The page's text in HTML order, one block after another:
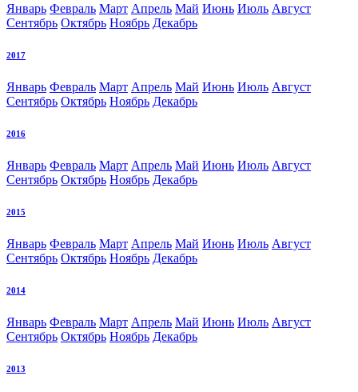
Январь Февраль Март Апрель Май Июнь Июль Август
Сентябрь Октябрь Ноябрь Декабрь
2017
Январь Февраль Март Апрель Май Июнь Июль Август
Сентябрь Октябрь Ноябрь Декабрь
2016
Январь Февраль Март Апрель Май Июнь Июль Август
Сентябрь Октябрь Ноябрь Декабрь
2015
Январь Февраль Март Апрель Май Июнь Июль Август
Сентябрь Октябрь Ноябрь Декабрь
2014
Январь Февраль Март Апрель Май Июнь Июль Август
Сентябрь Октябрь Ноябрь Декабрь
2013